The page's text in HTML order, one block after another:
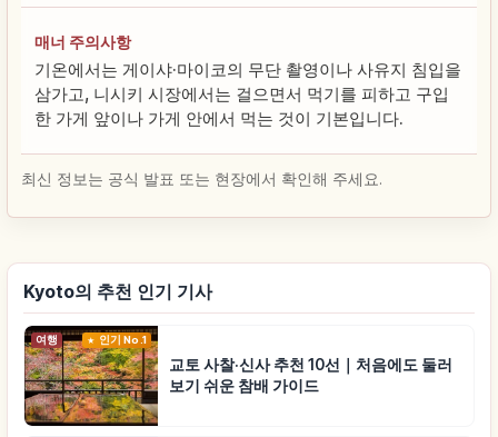
매너 주의사항
기온에서는 게이샤·마이코의 무단 촬영이나 사유지 침입을
삼가고, 니시키 시장에서는 걸으면서 먹기를 피하고 구입
한 가게 앞이나 가게 안에서 먹는 것이 기본입니다.
최신 정보는 공식 발표 또는 현장에서 확인해 주세요.
Kyoto의 추천 인기 기사
여행 인기 No.1
교토 사찰·신사 추천 10선｜처음에도 둘러
보기 쉬운 참배 가이드